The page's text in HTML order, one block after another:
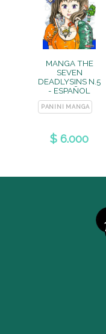
MANGA THE
SEVEN
DEADLYSINS N.5
- ESPAÑOL
PANINI MANGA
$ 6.000